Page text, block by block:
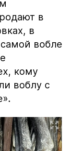
в
в
вобле
кому
воблу с